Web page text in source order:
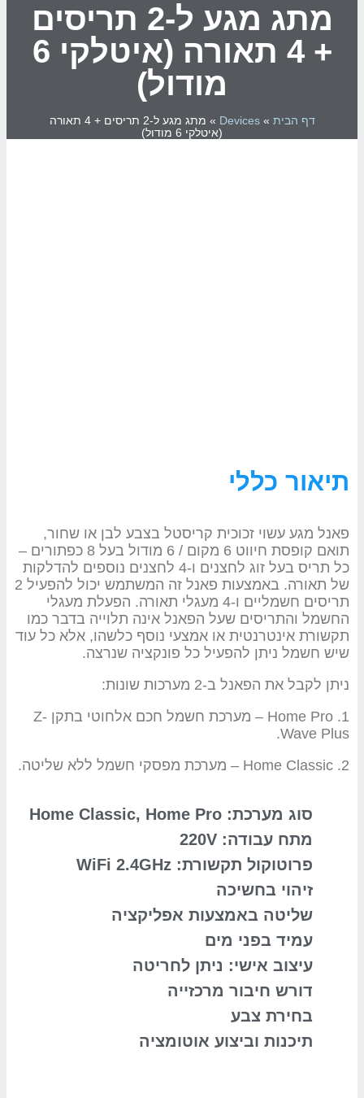
מתג מגע ל-2 תריסים
+ 4 תאורה (איטלקי 6
מודול)
דף הבית »
Devices
»
מתג מגע ל-2 תריסים + 4 תאורה
(איטלקי 6 מודול)
תיאור כללי
פאנל מגע עשוי זכוכית קריסטל בצבע לבן או שחור,
תואם קופסת חיווט 6 מקום / 6 מודול בעל 8 כפתורים –
כל תריס בעל זוג לחצנים ו-4 לחצנים נוספים להדלקות
של תאורה. באמצעות פאנל זה המשתמש יכול להפעיל 2
תריסים חשמליים ו-4 מעגלי תאורה. הפעלת מעגלי
החשמל והתריסים שעל הפאנל אינה תלוייה בדבר כמו
תקשורת אינטרנטית או אמצעי נוסף כלשהו, אלא כל עוד
שיש חשמל ניתן להפעיל כל פונקציה שנרצה.
ניתן לקבל את הפאנל ב-2 מערכות שונות:
1. Home Pro – מערכת חשמל חכם אלחוטי בתקן Z-
Wave Plus.
2. Home Classic – מערכת מפסקי חשמל ללא שליטה.
סוג מערכת: Home Classic, Home Pro
מתח עבודה: 220V
פרוטוקול תקשורת: WiFi 2.4GHz
זיהוי בחשיכה
שליטה באמצעות אפליקציה
עמיד בפני מים
עיצוב אישי: ניתן לחריטה
דורש חיבור מרכזייה
בחירת צבע
תיכנות וביצוע אוטומציה